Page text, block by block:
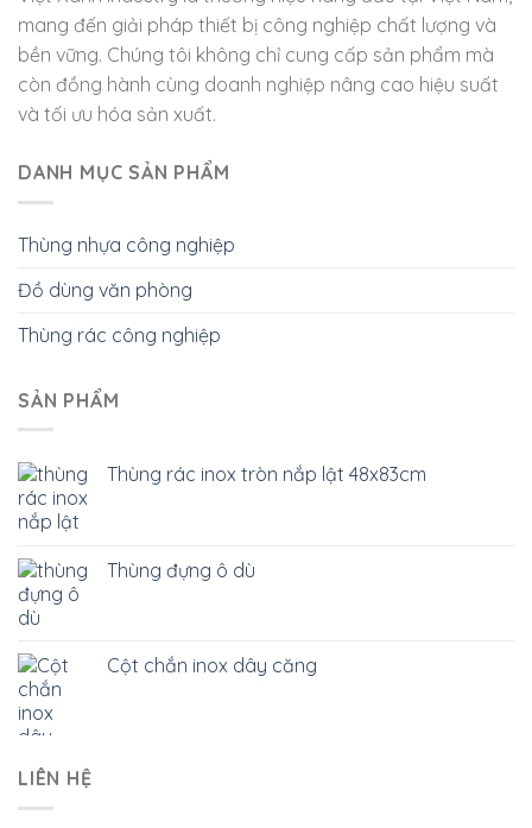
mang đến giải pháp thiết bị công nghiệp chất lượng và
bền vững. Chúng tôi không chỉ cung cấp sản phẩm mà
còn đồng hành cùng doanh nghiệp nâng cao hiệu suất
và tối ưu hóa sản xuất.
DANH MỤC SẢN PHẨM
Thùng nhựa công nghiệp
Đồ dùng văn phòng
Thùng rác công nghiệp
SẢN PHẨM
Thùng rác inox tròn nắp lật 48x83cm
Thùng đựng ô dù
Cột chắn inox dây căng
LIÊN HỆ